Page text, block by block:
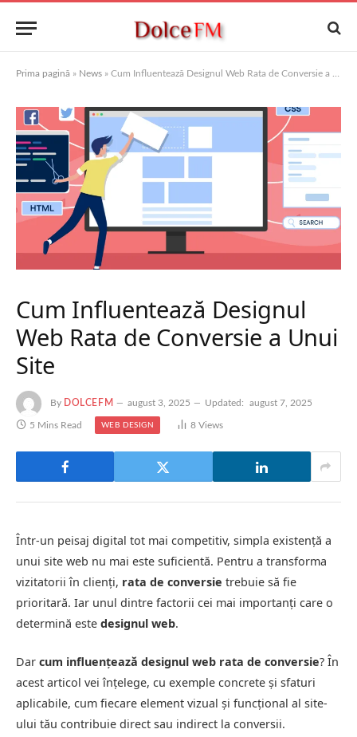
Prima pagină » News » Cum Influentează Designul Web Rata de Conversie a Unui Site
Cum Influentează Designul
Web Rata de Conversie a Unui
Site
By DOLCEFM august 3, 2025 Updated: august 7, 2025
5 Mins Read WEB DESIGN 8 Views
Într-un peisaj digital tot mai competitiv, simpla existență a
unui site web nu mai este suficientă. Pentru a transforma
vizitatorii în clienți, rata de conversie trebuie să fie
prioritară. Iar unul dintre factorii cei mai importanți care o
determină este designul web.
Dar cum influențează designul web rata de conversie? În
acest articol vei înțelege, cu exemple concrete și sfaturi
aplicabile, cum fiecare element vizual și funcțional al site-
ului tău contribuie direct sau indirect la conversii.